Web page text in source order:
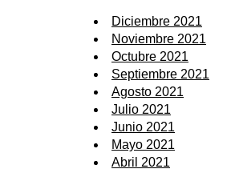
Diciembre 2021
Noviembre 2021
Octubre 2021
Septiembre 2021
Agosto 2021
Julio 2021
Junio 2021
Mayo 2021
Abril 2021